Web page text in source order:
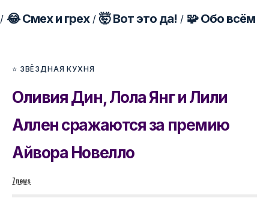
😂 Смех и грех 🤯 Вот это да! 🧩 Обо всём
⭐ ЗВЁЗДНАЯ КУХНЯ
Оливия Дин, Лола Янг и Лили
Аллен сражаются за премию
Айвора Новелло
7news